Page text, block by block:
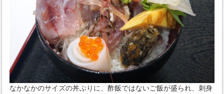
なかなかのサイズの丼ぶりに、酢飯ではないご飯が盛られ、刺身